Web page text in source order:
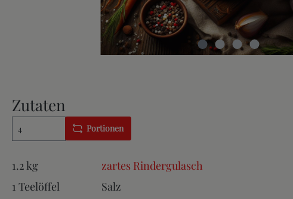
Zutaten
Portionen
1.2 kg
zartes Rindergulasch
1 Teelöffel
Salz